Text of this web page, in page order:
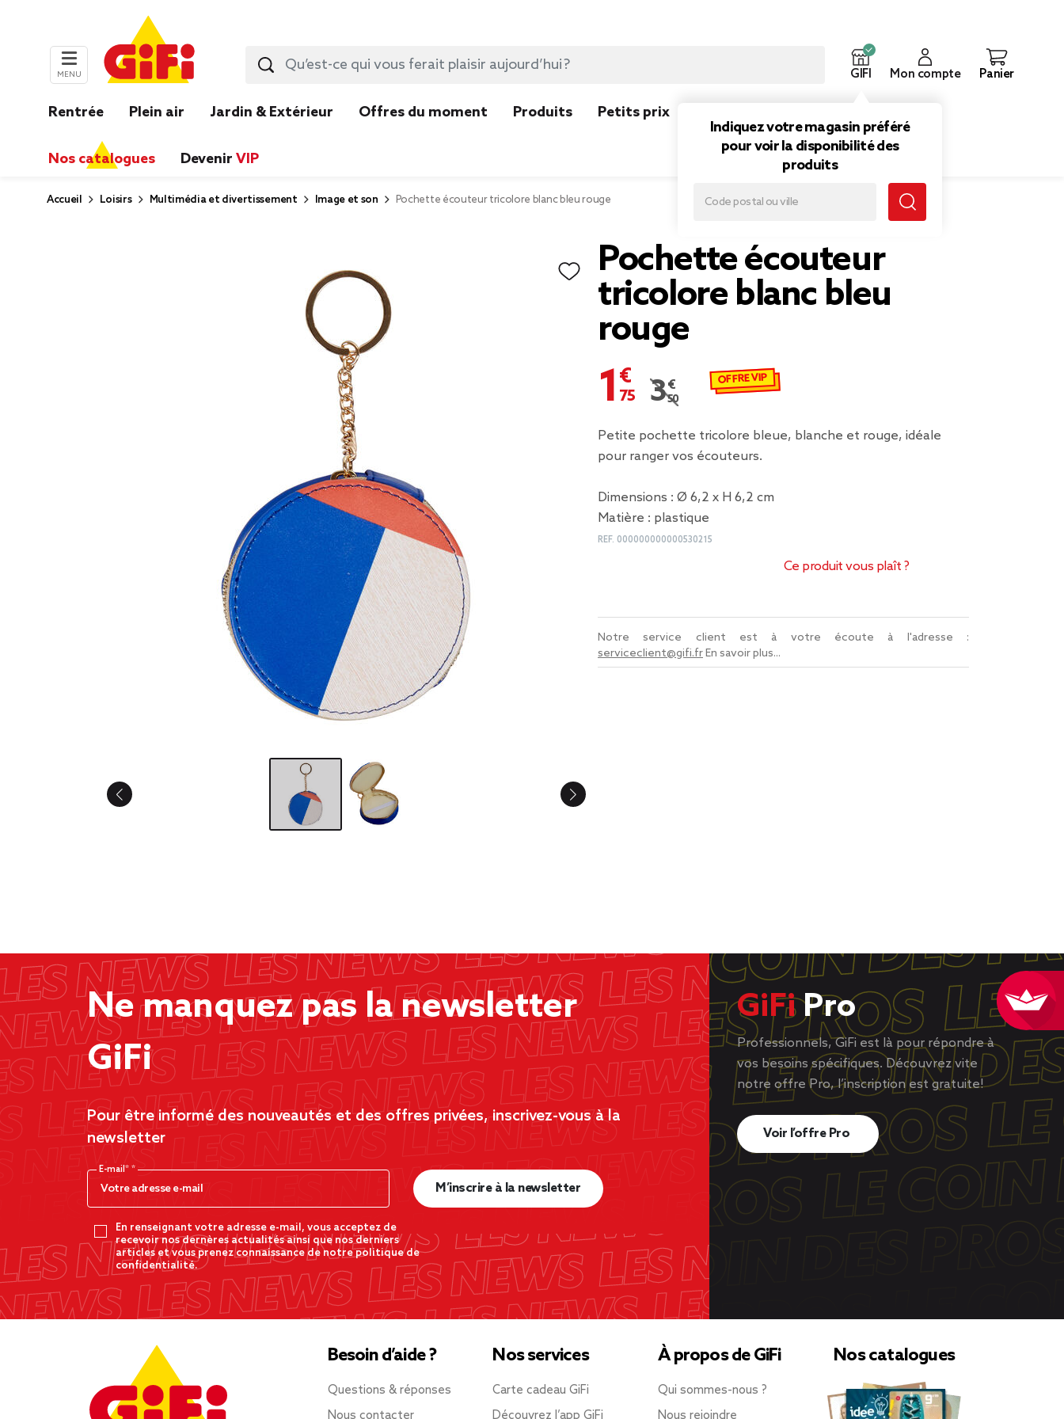
MENU GIFI
Indiquez votre magasin préféré
pour voir la disponibilité des
produits
Mon compte Panier
Rentrée Plein air Jardin & Extérieur Offres du moment Produits Petits prix
Nos catalogues Devenir VIP
Accueil Loisirs Multimédia et divertissement Image et son Pochette écouteur tricolore blanc bleu rouge
Pochette écouteur
tricolore blanc bleu
rouge
1,75 €
Prix remisé de 3,50 € à 1,75 €
3,50 €
OFFRE VIP
Petite pochette tricolore bleue, blanche et rouge, idéale
pour ranger vos écouteurs.
Dimensions : Ø 6,2 x H 6,2 cm
Matière : plastique
REF. 000000000000530215
Ce produit vous plaît ?
Notre service client est à votre écoute à l'adresse :
serviceclient@gifi.frEn savoir plus...
Ne manquez pas la newsletter
GiFi
Pour être informé des nouveautés et des offres privées, inscrivez-vous à la
newsletter
E-mail*
En renseignant votre adresse e-mail, vous acceptez de
recevoir nos dernères actualités ainsi que nos derniers
articles et vous prenez connaissance de notre politique de
confidentialité.
M’inscrire à la newsletter
GiFiPro
Professionnels, GiFi est là pour répondre à
vos besoins spécifiques. Découvrez vite
notre offre Pro, l’inscription est gratuite!
Voir l’offre Pro
Besoin d’aide ?
Questions & réponses
Nous contacter
Nos services
Carte cadeau GiFi
Découvrez l’app GiFi
À propos de GiFi
Qui sommes-nous ?
Nous rejoindre
Nos catalogues